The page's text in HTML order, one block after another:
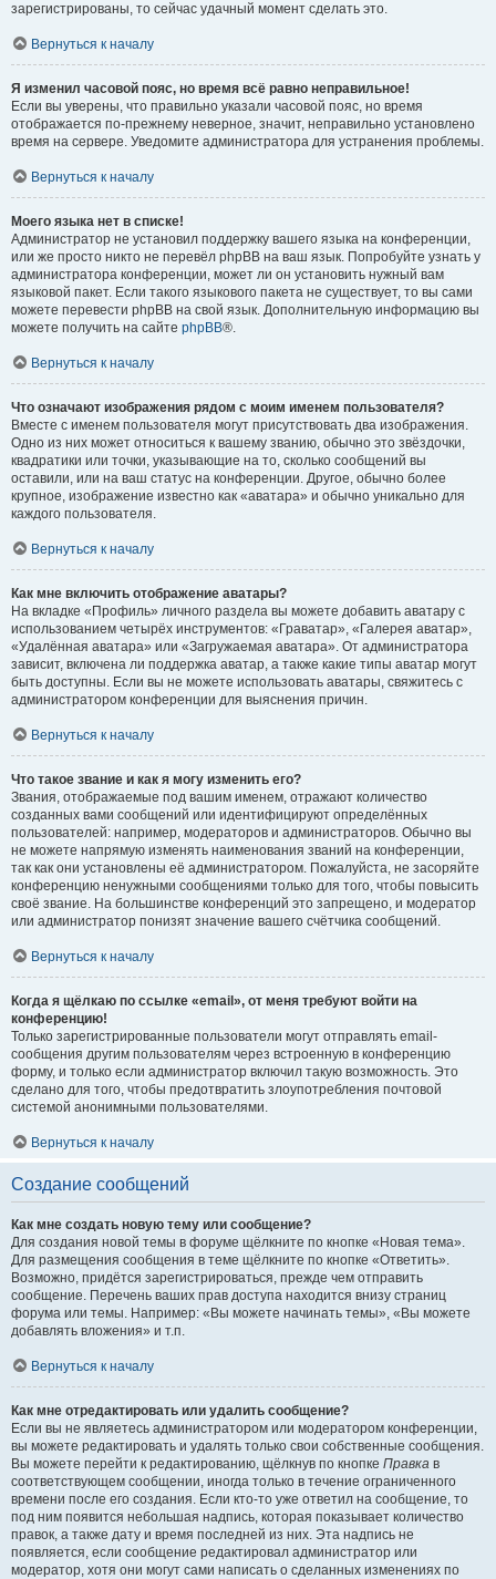
зарегистрированы, то сейчас удачный момент сделать это.
Вернуться к началу
Я изменил часовой пояс, но время всё равно неправильное!
Если вы уверены, что правильно указали часовой пояс, но время
отображается по-прежнему неверное, значит, неправильно установлено
время на сервере. Уведомите администратора для устранения проблемы.
Вернуться к началу
Моего языка нет в списке!
Администратор не установил поддержку вашего языка на конференции,
или же просто никто не перевёл phpBB на ваш язык. Попробуйте узнать у
администратора конференции, может ли он установить нужный вам
языковой пакет. Если такого языкового пакета не существует, то вы сами
можете перевести phpBB на свой язык. Дополнительную информацию вы
можете получить на сайте phpBB®.
Вернуться к началу
Что означают изображения рядом с моим именем пользователя?
Вместе с именем пользователя могут присутствовать два изображения.
Одно из них может относиться к вашему званию, обычно это звёздочки,
квадратики или точки, указывающие на то, сколько сообщений вы
оставили, или на ваш статус на конференции. Другое, обычно более
крупное, изображение известно как «аватара» и обычно уникально для
каждого пользователя.
Вернуться к началу
Как мне включить отображение аватары?
На вкладке «Профиль» личного раздела вы можете добавить аватару с
использованием четырёх инструментов: «Граватар», «Галерея аватар»,
«Удалённая аватара» или «Загружаемая аватара». От администратора
зависит, включена ли поддержка аватар, а также какие типы аватар могут
быть доступны. Если вы не можете использовать аватары, свяжитесь с
администратором конференции для выяснения причин.
Вернуться к началу
Что такое звание и как я могу изменить его?
Звания, отображаемые под вашим именем, отражают количество
созданных вами сообщений или идентифицируют определённых
пользователей: например, модераторов и администраторов. Обычно вы
не можете напрямую изменять наименования званий на конференции,
так как они установлены её администратором. Пожалуйста, не засоряйте
конференцию ненужными сообщениями только для того, чтобы повысить
своё звание. На большинстве конференций это запрещено, и модератор
или администратор понизят значение вашего счётчика сообщений.
Вернуться к началу
Когда я щёлкаю по ссылке «email», от меня требуют войти на
конференцию!
Только зарегистрированные пользователи могут отправлять email-
сообщения другим пользователям через встроенную в конференцию
форму, и только если администратор включил такую возможность. Это
сделано для того, чтобы предотвратить злоупотребления почтовой
системой анонимными пользователями.
Вернуться к началу
Создание сообщений
Как мне создать новую тему или сообщение?
Для создания новой темы в форуме щёлкните по кнопке «Новая тема».
Для размещения сообщения в теме щёлкните по кнопке «Ответить».
Возможно, придётся зарегистрироваться, прежде чем отправить
сообщение. Перечень ваших прав доступа находится внизу страниц
форума или темы. Например: «Вы можете начинать темы», «Вы можете
добавлять вложения» и т.п.
Вернуться к началу
Как мне отредактировать или удалить сообщение?
Если вы не являетесь администратором или модератором конференции,
вы можете редактировать и удалять только свои собственные сообщения.
Вы можете перейти к редактированию, щёлкнув по кнопке Правка в
соответствующем сообщении, иногда только в течение ограниченного
времени после его создания. Если кто-то уже ответил на сообщение, то
под ним появится небольшая надпись, которая показывает количество
правок, а также дату и время последней из них. Эта надпись не
появляется, если сообщение редактировал администратор или
модератор, хотя они могут сами написать о сделанных изменениях по